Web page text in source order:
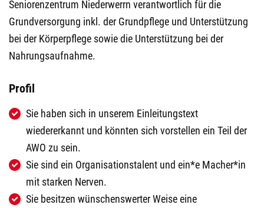
Seniorenzentrum Niederwerrn verantwortlich für die
Grundversorgung inkl. der Grundpflege und Unterstützung
bei der Körperpflege sowie die Unterstützung bei der
Nahrungsaufnahme.
Profil
Sie haben sich in unserem Einleitungstext
wiedererkannt und könnten sich vorstellen ein Teil der
AWO zu sein.
Sie sind ein Organisationstalent und ein*e Macher*in
mit starken Nerven.
Sie besitzen wünschenswerter Weise eine